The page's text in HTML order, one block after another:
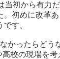
当初から有力
。初めに改革
す。
かったらどう
校の現場を考